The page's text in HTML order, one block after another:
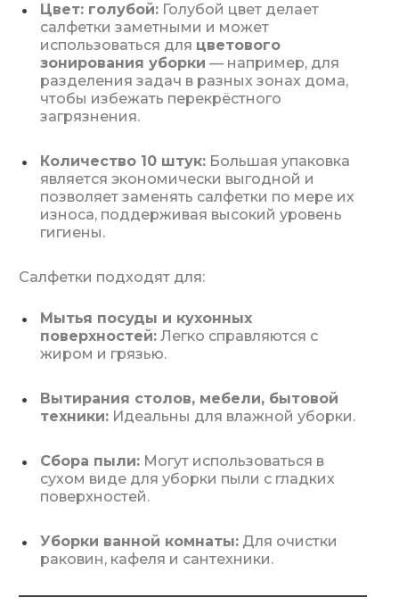
Цвет: голубой: Голубой цвет делает
салфетки заметными и может
использоваться для цветового
зонирования уборки — например, для
разделения задач в разных зонах дома,
чтобы избежать перекрёстного
загрязнения.
Количество 10 штук: Большая упаковка
является экономически выгодной и
позволяет заменять салфетки по мере их
износа, поддерживая высокий уровень
гигиены.
Салфетки подходят для:
Мытья посуды и кухонных
поверхностей: Легко справляются с
жиром и грязью.
Вытирания столов, мебели, бытовой
техники: Идеальны для влажной уборки.
Сбора пыли: Могут использоваться в
сухом виде для уборки пыли с гладких
поверхностей.
Уборки ванной комнаты: Для очистки
раковин, кафеля и сантехники.